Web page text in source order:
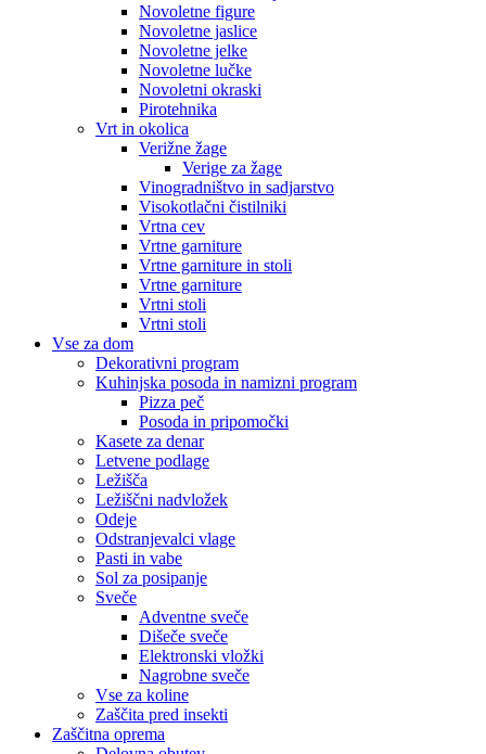
Novoletne figure
Novoletne jaslice
Novoletne jelke
Novoletne lučke
Novoletni okraski
Pirotehnika
Vrt in okolica
Verižne žage
Verige za žage
Vinogradništvo in sadjarstvo
Visokotlačni čistilniki
Vrtna cev
Vrtne garniture
Vrtne garniture in stoli
Vrtne garniture
Vrtni stoli
Vrtni stoli
Vse za dom
Dekorativni program
Kuhinjska posoda in namizni program
Pizza peč
Posoda in pripomočki
Kasete za denar
Letvene podlage
Ležišča
Ležiščni nadvložek
Odeje
Odstranjevalci vlage
Pasti in vabe
Sol za posipanje
Sveče
Adventne sveče
Dišeče sveče
Elektronski vložki
Nagrobne sveče
Vse za koline
Zaščita pred insekti
Zaščitna oprema